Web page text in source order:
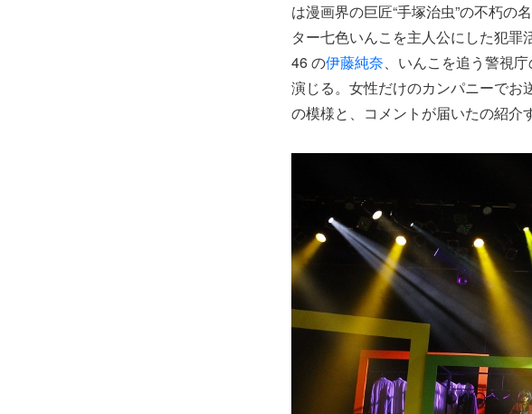
は漫画界の巨匠“手塚治虫”の不朽の
ター七色いんこを主人公にした犯
46 の伊藤純奈、いんこを追う警視
演じる。女性だけのカンパニーでお
の模様と、コメントが届いたの紹介